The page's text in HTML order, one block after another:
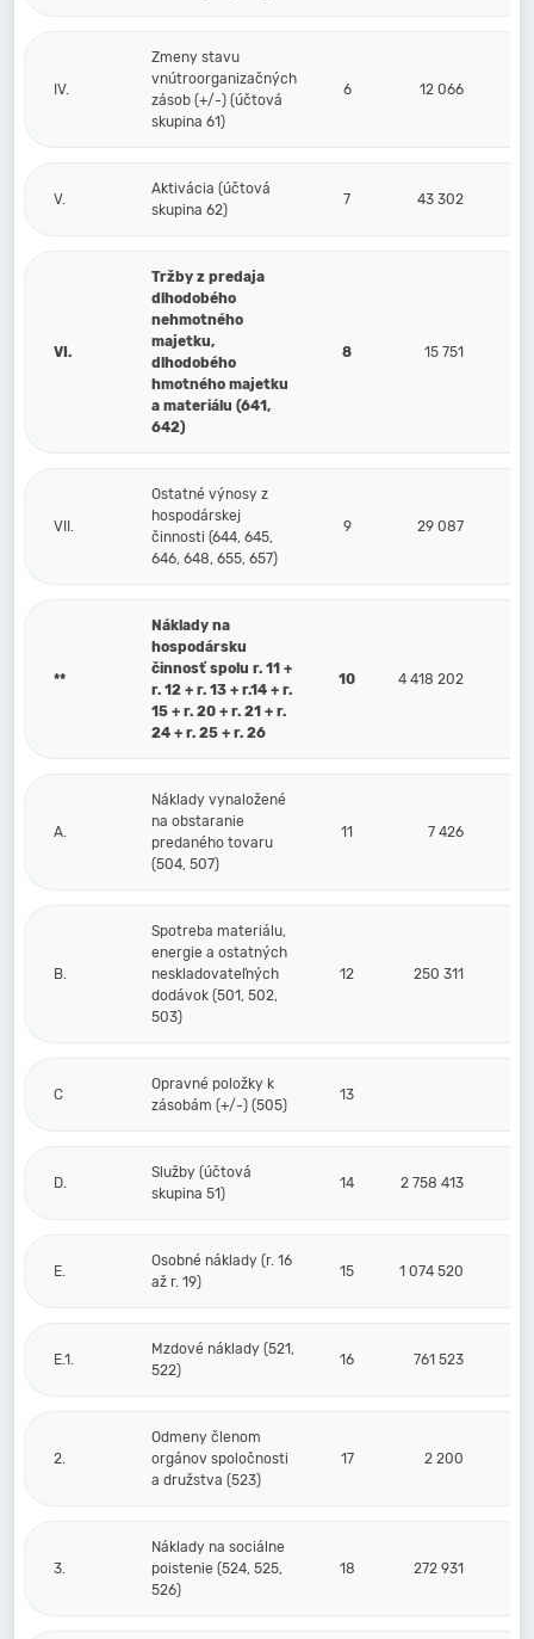
IV.
Zmeny stavu
vnútroorganizačných
zásob (+/-) (účtová
skupina 61)
6 12 066
V.
Aktivácia (účtová
skupina 62)
7 43 302
VI.
Tržby z predaja
dlhodobého
nehmotného
majetku,
dlhodobého
hmotného majetku
a materiálu (641,
642)
8 15 751
VII.
Ostatné výnosy z
hospodárskej
činnosti (644, 645,
646, 648, 655, 657)
9 29 087
**
Náklady na
hospodársku
činnosť spolu r. 11 +
r. 12 + r. 13 + r.14 + r.
15 + r. 20 + r. 21 + r.
24 + r. 25 + r. 26
10 4 418 202
A.
Náklady vynaložené
na obstaranie
predaného tovaru
(504, 507)
11 7 426
B.
Spotreba materiálu,
energie a ostatných
neskladovateľných
dodávok (501, 502,
503)
12 250 311
C
Opravné položky k
zásobám (+/-) (505)
13
D.
Služby (účtová
skupina 51)
14 2 758 413
E.
Osobné náklady (r. 16
až r. 19)
15 1 074 520
E.1.
Mzdové náklady (521,
522)
16 761 523
2.
Odmeny členom
orgánov spoločnosti
a družstva (523)
17 2 200
3.
Náklady na sociálne
poistenie (524, 525,
526)
18 272 931